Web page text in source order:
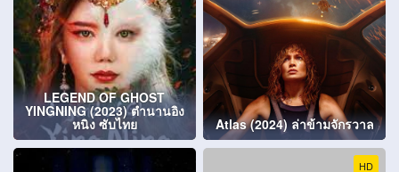
LEGEND OF GHOST
YINGNING (2023) ตำนานอิง
หนิง ซับไทย Atlas (2024) ล่าข้ามจักรวาล
HD